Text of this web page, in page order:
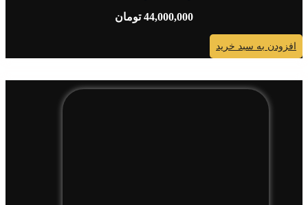
44,000,000 تومان
افزودن به سبد خرید